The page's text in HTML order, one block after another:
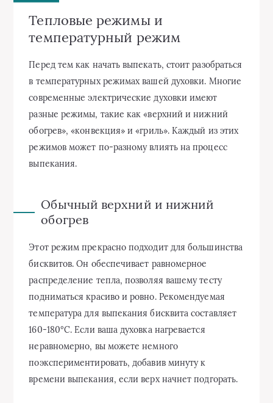
Тепловые режимы и
температурный режим
Перед тем как начать выпекать, стоит разобраться
в температурных режимах вашей духовки. Многие
современные электрические духовки имеют
разные режимы, такие как «верхний и нижний
обогрев», «конвекция» и «гриль». Каждый из этих
режимов может по-разному влиять на процесс
выпекания.
Обычный верхний и нижний
обогрев
Этот режим прекрасно подходит для большинства
бисквитов. Он обеспечивает равномерное
распределение тепла, позволяя вашему тесту
подниматься красиво и ровно. Рекомендуемая
температура для выпекания бисквита составляет
160-180°C. Если ваша духовка нагревается
неравномерно, вы можете немного
поэкспериментировать, добавив минуту к
времени выпекания, если верх начнет подгорать.